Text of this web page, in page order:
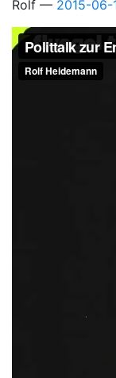
Rolf 2015-06-